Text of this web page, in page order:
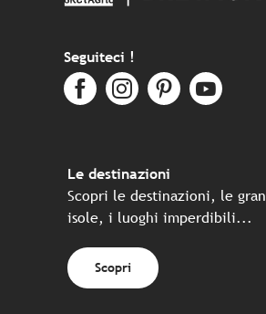
Seguiteci !
Le destinazioni
Scopri le destinazioni, le
isole, i luoghi imperdibili...
Scopri